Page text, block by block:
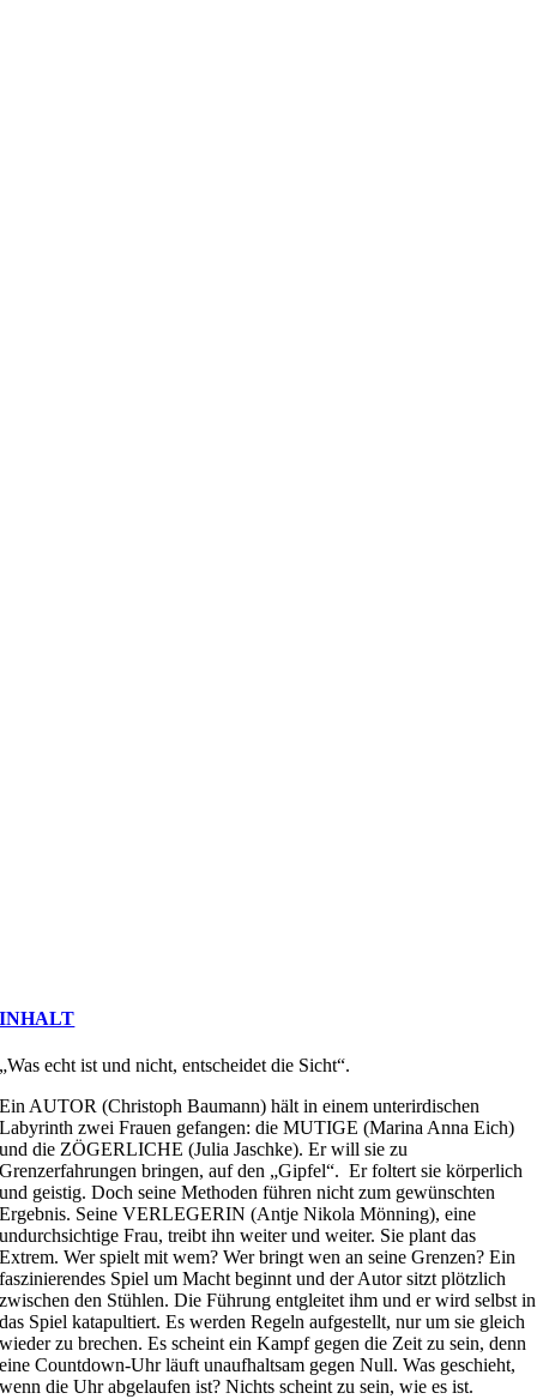
INHALT
„Was echt ist und nicht, entscheidet die Sicht“.
Ein AUTOR (Christoph Baumann) hält in einem unterirdischen
Labyrinth zwei Frauen gefangen: die MUTIGE (Marina Anna Eich)
und die ZÖGERLICHE (Julia Jaschke). Er will sie zu
Grenzerfahrungen bringen, auf den „Gipfel“. Er foltert sie körperlich
und geistig. Doch seine Methoden führen nicht zum gewünschten
Ergebnis. Seine VERLEGERIN (Antje Nikola Mönning), eine
undurchsichtige Frau, treibt ihn weiter und weiter. Sie plant das
Extrem. Wer spielt mit wem? Wer bringt wen an seine Grenzen? Ein
faszinierendes Spiel um Macht beginnt und der Autor sitzt plötzlich
zwischen den Stühlen. Die Führung entgleitet ihm und er wird selbst in
das Spiel katapultiert. Es werden Regeln aufgestellt, nur um sie gleich
wieder zu brechen. Es scheint ein Kampf gegen die Zeit zu sein, denn
eine Countdown-Uhr läuft unaufhaltsam gegen Null. Was geschieht,
wenn die Uhr abgelaufen ist? Nichts scheint zu sein, wie es ist.